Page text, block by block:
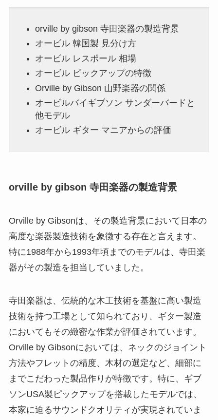
orville by gibson 寺田楽器の製造背景
オービル 韓国製 見分け方
オービル レスポール 相場
オービル ピックアップの特徴
Orville by Gibson 山野楽器の関係
オービルバイギブソン サンダーバードと
他モデル
オービル ギター マニアからの評価
orville by gibson 寺田楽器の製造背景
Orville by Gibsonは、その製造背景において日本の
高度な楽器製造技術を象徴する存在と言えます。
特に1988年から1993年頃までのモデルは、寺田楽
器がその製造を担当していました。
寺田楽器は、伝統的な木工技術を基盤に高い製造
技術を持つ工場として知られており、ギター製造
においてもその緻密な作業が評価されています。
Orville by Gibsonにおいては、ネックのジョイント
方法やフレットの精度、木材の選定など、細部に
までこだわった製品作りが特徴です。特に、ギブ
ソンUSA製ピックアップを搭載したモデルでは、
本家に迫るサウンドクオリティが実現されていま